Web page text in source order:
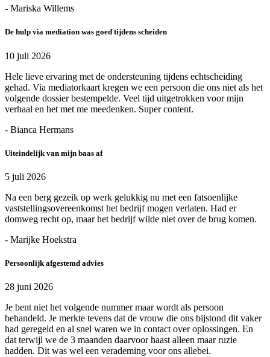
- Mariska Willems
De hulp via mediation was goed tijdens scheiden
10 juli 2026
Hele lieve ervaring met de ondersteuning tijdens echtscheiding
gehad. Via mediatorkaart kregen we een persoon die ons niet als het
volgende dossier bestempelde. Veel tijd uitgetrokken voor mijn
verhaal en het met me meedenken. Super content.
- Bianca Hermans
Uiteindelijk van mijn baas af
5 juli 2026
Na een berg gezeik op werk gelukkig nu met een fatsoenlijke
vaststellingsovereenkomst het bedrijf mogen verlaten. Had er
domweg recht op, maar het bedrijf wilde niet over de brug komen.
- Marijke Hoekstra
Persoonlijk afgestemd advies
28 juni 2026
Je bent niet het volgende nummer maar wordt als persoon
behandeld. Je merkte tevens dat de vrouw die ons bijstond dit vaker
had geregeld en al snel waren we in contact over oplossingen. En
dat terwijl we de 3 maanden daarvoor haast alleen maar ruzie
hadden. Dit was wel een verademing voor ons allebei.